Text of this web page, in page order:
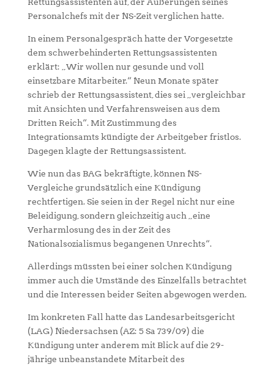
Personalchefs mit der NS-Zeit verglichen hatte.
In einem Personalgespräch hatte der Vorgesetzte
dem schwerbehinderten Rettungsassistenten
erklärt: „Wir wollen nur gesunde und voll
einsetzbare Mitarbeiter.“ Neun Monate später
schrieb der Rettungsassistent, dies sei „vergleichbar
mit Ansichten und Verfahrensweisen aus dem
Dritten Reich“. Mit Zustimmung des
Integrationsamts kündigte der Arbeitgeber fristlos.
Dagegen klagte der Rettungsassistent.
Wie nun das BAG bekräftigte, können NS-
Vergleiche grundsätzlich eine Kündigung
rechtfertigen. Sie seien in der Regel nicht nur eine
Beleidigung, sondern gleichzeitig auch „eine
Verharmlosung des in der Zeit des
Nationalsozialismus begangenen Unrechts“.
Allerdings müssten bei einer solchen Kündigung
immer auch die Umstände des Einzelfalls betrachtet
und die Interessen beider Seiten abgewogen werden.
Im konkreten Fall hatte das Landesarbeitsgericht
(LAG) Niedersachsen (AZ: 5 Sa 739/09) die
Kündigung unter anderem mit Blick auf die 29-
jährige unbeanstandete Mitarbeit des